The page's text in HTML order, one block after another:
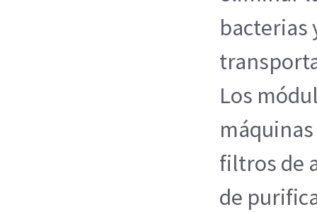
bacterias
Los
filtros de
de